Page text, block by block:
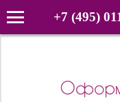
+7 (495)